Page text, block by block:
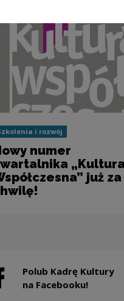
i rozwój
numer
„Kultura
już za
Polub Kadrę Kultury
na Facebooku!
link zostanie otwarty